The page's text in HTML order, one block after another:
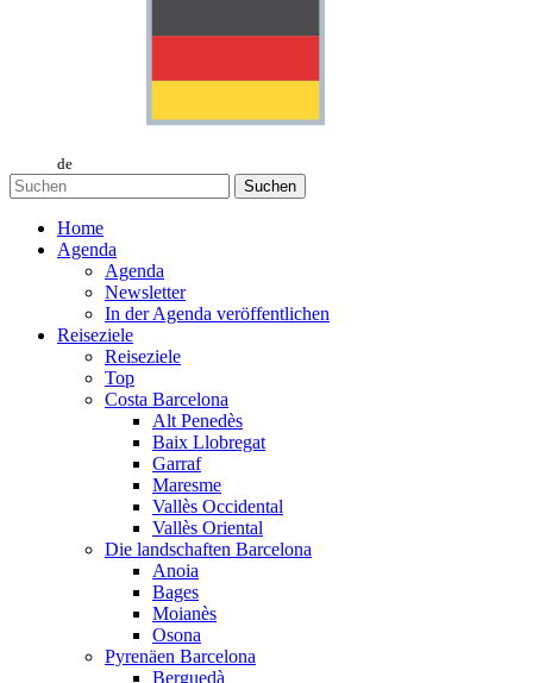
de
Suchen
Home
Agenda
Agenda
Newsletter
In der Agenda veröffentlichen
Reiseziele
Reiseziele
Top
Costa Barcelona
Alt Penedès
Baix Llobregat
Garraf
Maresme
Vallès Occidental
Vallès Oriental
Die landschaften Barcelona
Anoia
Bages
Moianès
Osona
Pyrenäen Barcelona
Berguedà